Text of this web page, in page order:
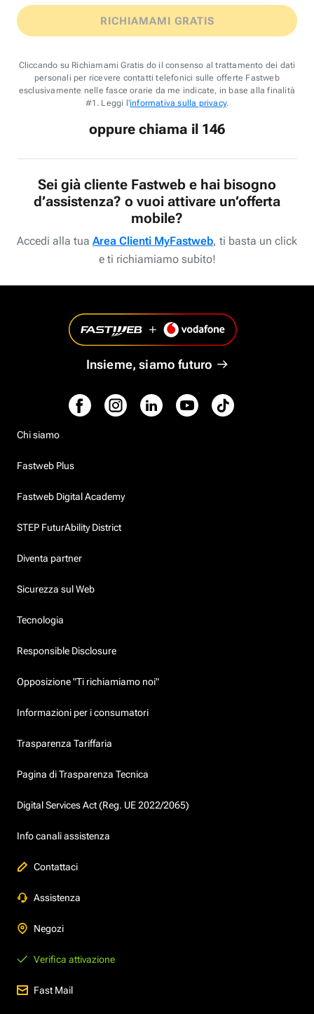
RICHIAMAMI GRATIS
Cliccando su Richiamami Gratis do il consenso al trattamento dei dati
personali per ricevere contatti telefonici sulle offerte Fastweb
esclusivamente nelle fasce orarie da me indicate, in base alla finalità
#1. Leggi l'informativa sulla privacy.
oppure chiama il 146
Sei già cliente Fastweb e hai bisogno
d’assistenza? o vuoi attivare un’offerta
mobile?
Accedi alla tua Area Clienti MyFastweb, ti basta un click
e ti richiamiamo subito!
Insieme, siamo futuro
Chi siamo
Fastweb Plus
Fastweb Digital Academy
STEP FuturAbility District
Diventa partner
Sicurezza sul Web
Tecnologia
Responsible Disclosure
Opposizione "Ti richiamiamo noi"
Informazioni per i consumatori
Trasparenza Tariffaria
Pagina di Trasparenza Tecnica
Digital Services Act (Reg. UE 2022/2065)
Info canali assistenza
Contattaci
Assistenza
Negozi
Verifica attivazione
Fast Mail